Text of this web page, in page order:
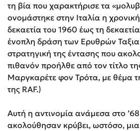
τη βία που χαρακτήρισε τα
ονομάστηκε στην Ιταλία η
δεκαετία του 1960 έως τη
ένοπλη δράση των Ερυθρών
στρατηγική της έντασης που
πιθανόν προήλθε από τον τίτλο
Μαργκαρέτε φον Τρότα, με θέμα
της RAF.)
Αυτή η αντινομία ανάμεσα στο
ακολούθησαν κρύβει, ωστόσο,